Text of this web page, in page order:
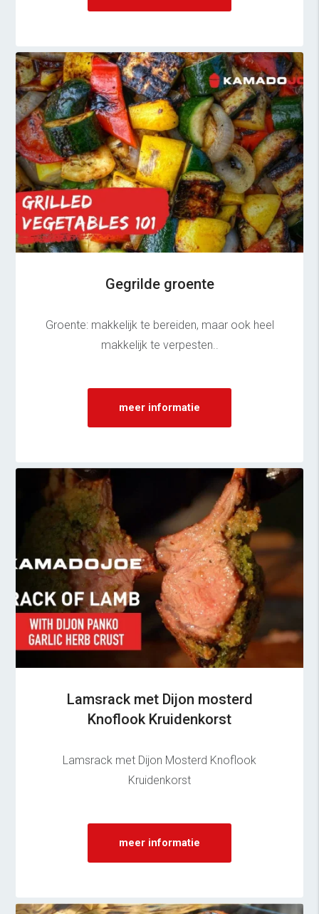
Gegrilde groente
Groente: makkelijk te bereiden, maar ook heel
makkelijk te verpesten..
meer informatie
Lamsrack met Dijon mosterd
Knoflook Kruidenkorst
Lamsrack met Dijon Mosterd Knoflook
Kruidenkorst
meer informatie